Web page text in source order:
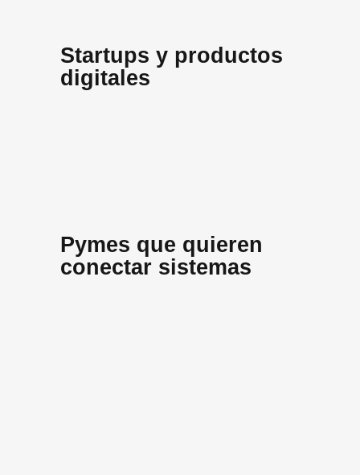
Startups y productos
digitales
Pymes que quieren
conectar sistemas